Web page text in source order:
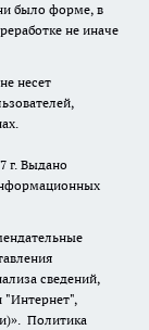
было форме, в
не иначе
несет
г. Выдано
сведений,
"Интернет",
Политика